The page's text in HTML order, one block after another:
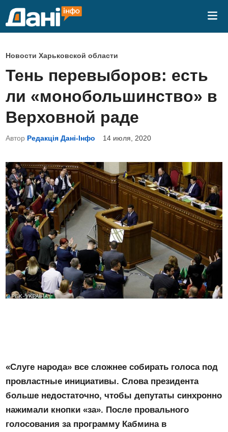
О
п
у
б
л
и
к
в
а
н
о
в
Новости Харьковской области
Тень перевыборов: есть
ли «монобольшинство» в
Верховной раде
Автор Редакція Дані-Інфо 14 июля, 2020
«Слуге народа» все сложнее собирать голоса под
провластные инициативы. Слова президента
больше недостаточно, чтобы депутаты синхронно
нажимали кнопки «за». После провального
голосования за программу Кабмина в